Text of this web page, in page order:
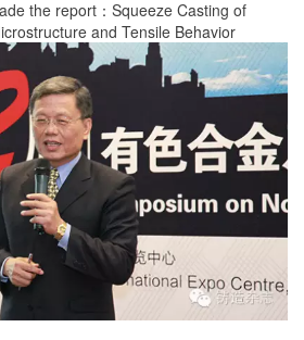
the report：Squeeze Casting of
and Tensile Behavior